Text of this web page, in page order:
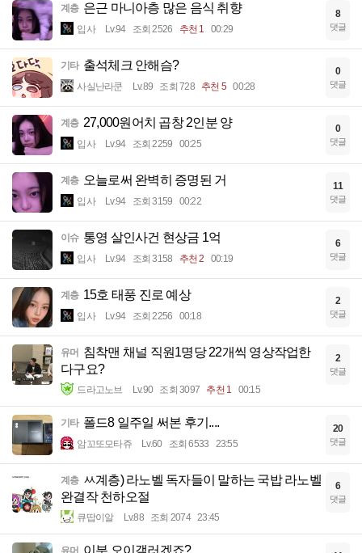
계층 은근 마니아층 많은 음식 취향
입사 Lv.94 조회 2526 추천 1 00:29
8
댓글
기타 출석체크 안해슴?
사실난라쿤 Lv.89 조회 728 추천 5 00:28
0
댓글
계층 27,000원어치 곱창 2인분 양
입사 Lv.94 조회 2259 00:25
0
댓글
계층 오늘로써 완벽히 증명된 거
입사 Lv.94 조회 3159 00:22
11
댓글
이슈 통영 살인사건 현상금 1억
입사 Lv.94 조회 3158 추천 2 00:19
6
댓글
계층 15호 태풍 진로 예상
입사 Lv.94 조회 2256 00:18
2
댓글
유머 침착맨 채널 직원1명당 22개씩 영상작업한
다구요?
드라고노브 Lv.90 조회 3097 추천 1 00:15
2
댓글
기타 폴드8 일주일 써본 후기....
암꼬또모타쥬 Lv.60 조회 6533 23:55
20
댓글
계층 ㅆ계층) 라노벨 독자들이 말하는 국밥 라노벨
완결작 천하오절
큐땁이알 Lv.88 조회 2074 23:45
6
댓글